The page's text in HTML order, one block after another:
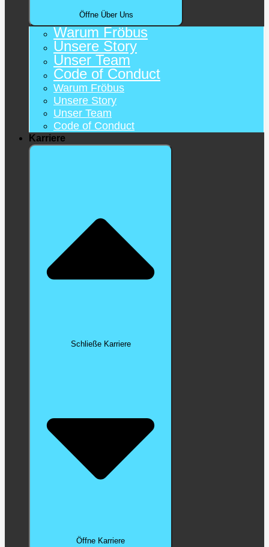
Öffne Über Uns
Warum Fröbus
Unsere Story
Unser Team
Code of Conduct
Warum Fröbus
Unsere Story
Unser Team
Code of Conduct
Karriere
Schließe Karriere
Öffne Karriere